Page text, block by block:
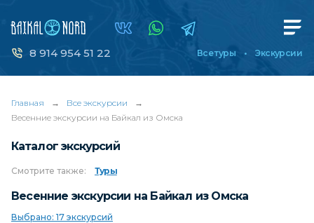
8 914 954 51 22 Все туры Экскурсии
Главная → Все экскурсии
→
Весенние экскурсии на Байкал из Омска
Каталог экскурсий
Смотрите также: Туры
Весенние экскурсии на Байкал из Омска
Выбрано: 17 экскурсий